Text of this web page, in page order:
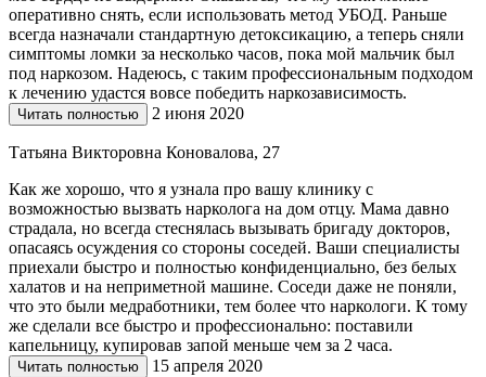
оперативно снять, если использовать метод УБОД. Раньше
всегда назначали стандартную детоксикацию, а теперь сняли
симптомы ломки за несколько часов, пока мой мальчик был
под наркозом. Надеюсь, с таким профессиональным подходом
к лечению удастся вовсе победить наркозависимость.
Читать полностью 2 июня 2020
Татьяна Викторовна Коновалова, 27
Как же хорошо, что я узнала про вашу клинику с
возможностью вызвать нарколога на дом отцу. Мама давно
страдала, но всегда стеснялась вызывать бригаду докторов,
опасаясь осуждения со стороны соседей. Ваши специалисты
приехали быстро и полностью конфиденциально, без белых
халатов и на неприметной машине. Соседи даже не поняли,
что это были медработники, тем более что наркологи. К тому
же сделали все быстро и профессионально: поставили
капельницу, купировав запой меньше чем за 2 часа.
Читать полностью 15 апреля 2020